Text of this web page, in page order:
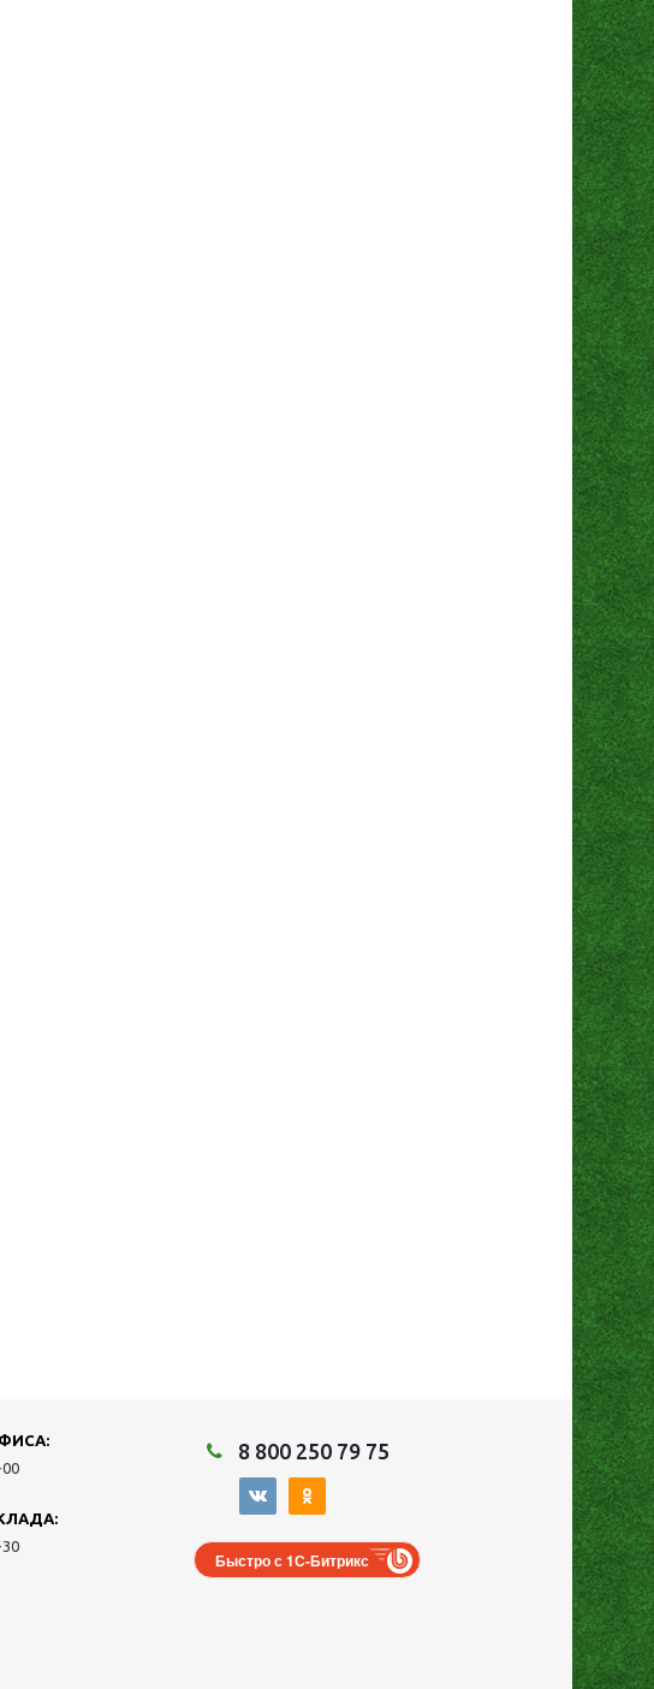
8 800 250 79 75
Быстро с 1С-Битрикс